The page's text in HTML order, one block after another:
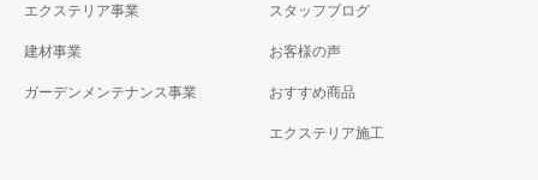
エクステリア事業
建材事業
ガーデンメンテナンス事業
スタッフブログ
お客様の声
おすすめ商品
エクステリア施工